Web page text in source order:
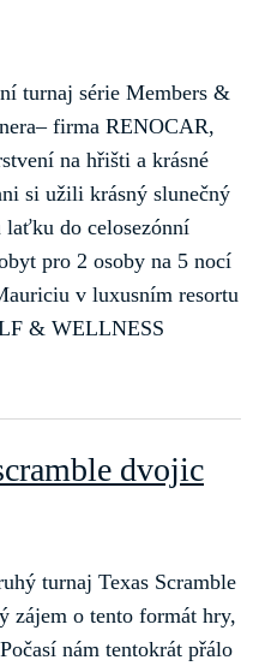
turnaj série Members &
firma RENOCAR,
na hřišti a krásné
si užili krásný slunečný
do celosezónní
pro 2 osoby na 5 nocí
v luxusním resortu
& WELLNESS
dvojic
turnaj Texas Scramble
zájem o tento formát hry,
nám tentokrát přálo